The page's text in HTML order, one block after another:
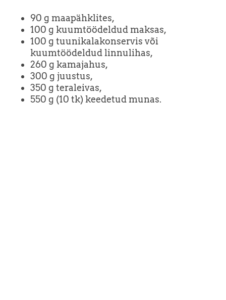
90 g maapähklites,
100 g kuumtöödeldud maksas,
100 g tuunikalakonservis või
kuumtöödeldud linnulihas,
260 g kamajahus,
300 g juustus,
350 g teraleivas,
550 g (10 tk) keedetud munas.